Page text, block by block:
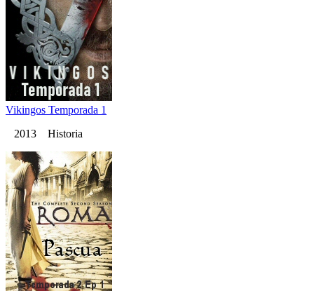
Vikingos Temporada 1
2013 Historia